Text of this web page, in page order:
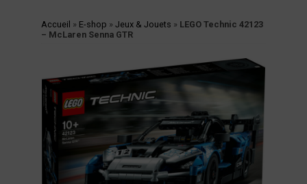
Accueil » E-shop » Jeux & Jouets » LEGO Technic 42123
– McLaren Senna GTR